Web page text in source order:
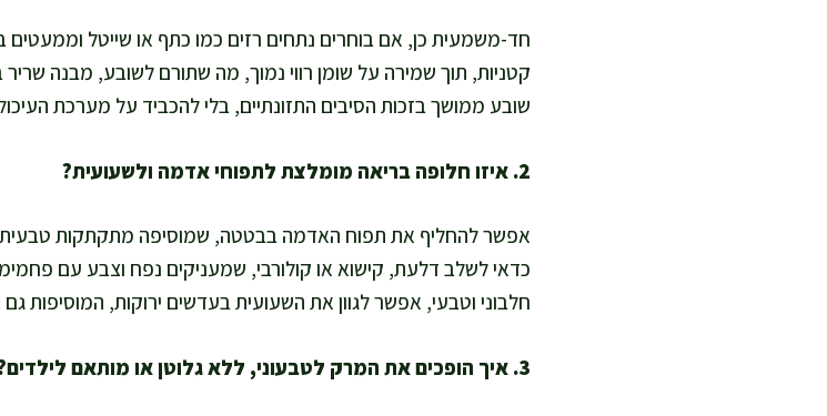
חד-משמעית כן, אם בוחרים נתחים רזים כמו כתף או שייטל
קטניות, תוך שמירה על שומן רווי נמוך, מה שתורם לשובע, מבנה
שובע ממושך בזכות הסיבים התזונתיים, בלי להכביד על מערכת
2. איזו חלופה בריאה מומלצת לתפוחי אדמה ולשעועית?
אפשר להחליף את תפוח האדמה בבטטה, שמוסיפה מתקתקות טבעית,
כדאי לשלב דלעת, קישוא או קולורבי, שמעניקים נפח וצבע עם
חלבוני וטבעי, אפשר לגוון את השעועית בעדשים ירוקות, המוסיפות גם
3. איך הופכים את המרק לטבעוני, ללא גלוטן או מותאם לילדים?